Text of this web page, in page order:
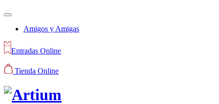
Amigos y Amigas
Entradas Online
Tienda Online